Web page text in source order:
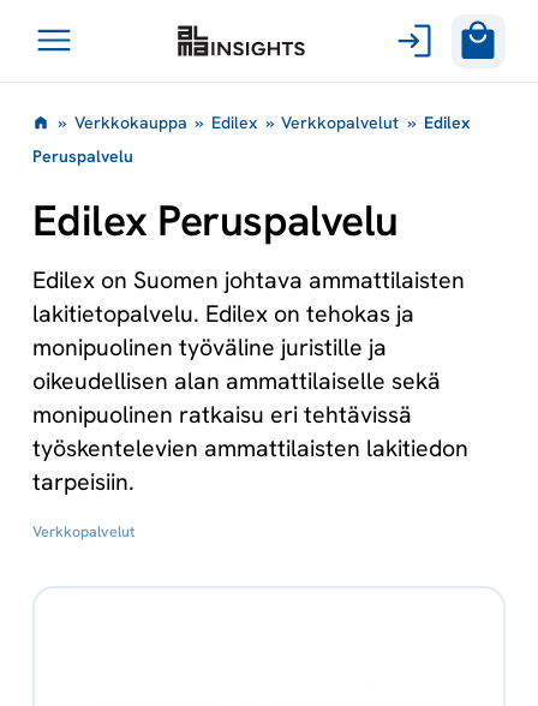
sisältöön
Avaa
» Verkkokauppa » Edilex » Verkkopalvelut » Edilex
Peruspalvelu
Edilex Peruspalvelu
Edilex on Suomen johtava ammattilaisten
lakitietopalvelu. Edilex on tehokas ja
monipuolinen työväline juristille ja
oikeudellisen alan ammattilaiselle sekä
monipuolinen ratkaisu eri tehtävissä
työskentelevien ammattilaisten lakitiedon
tarpeisiin.
Verkkopalvelut